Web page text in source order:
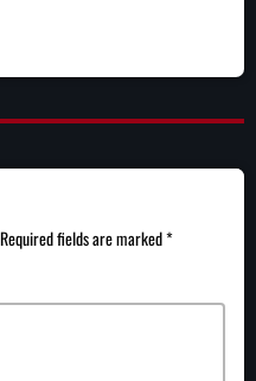
fields are marked *